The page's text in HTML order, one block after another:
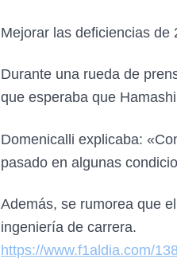
Mejorar las deficiencias de
Durante una rueda de
que esperaba que
Domenicalli explicaba:
pasado en algunas
Además, se rumorea que
ingeniería de carrera.
https://www.f1aldia.com/